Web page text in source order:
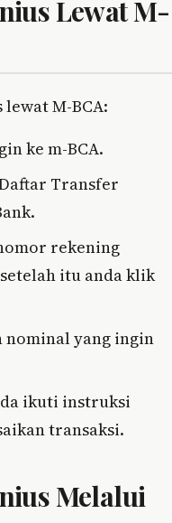
Lewat M-
M-BCA:
ke m-BCA.
Transfer
rekening
itu anda klik
nominal yang ingin
ikuti instruksi
transaksi.
Melalui